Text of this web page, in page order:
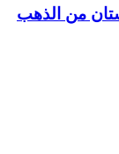
من الذهب